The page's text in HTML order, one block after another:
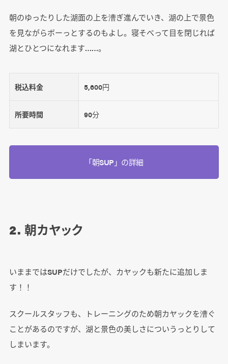
朝のゆったりした湖面の上を漕ぎ進んでいき、湖の上で景色
を見ながらボーっとするのもよし。寝そべって目を閉じれば
湖とひとつになれます……。
税込料金 5,600円
所要時間 90分
「朝SUP」の詳細
2. 朝カヤック
いままではSUPだけでしたが、カヤックも新たに追加しま
す！！
スクールスタッフも、トレーニングのため朝カヤックを漕ぐ
ことがあるのですが、湖と景色の美しさについうっとりして
しまいます。